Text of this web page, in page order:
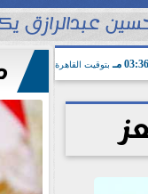
عبدالرازق
03:36 مـ بتوقيت القاهرة